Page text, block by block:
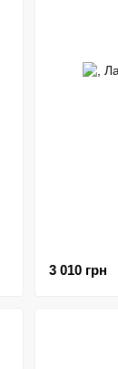
3 010 грн